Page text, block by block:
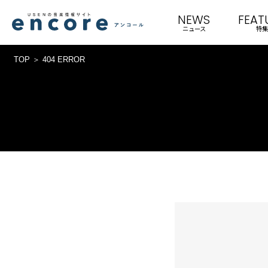
NEWS
ニュース 特集
TOP 404 ERROR